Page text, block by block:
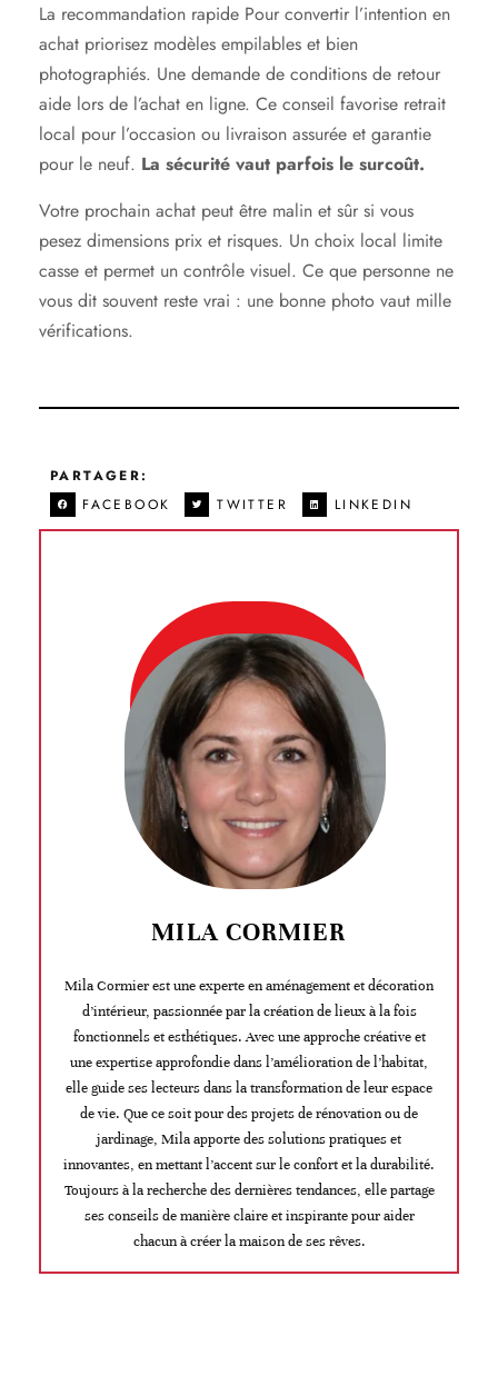
La recommandation rapide Pour convertir l’intention en
achat priorisez modèles empilables et bien
photographiés. Une demande de conditions de retour
aide lors de l’achat en ligne. Ce conseil favorise retrait
local pour l’occasion ou livraison assurée et garantie
pour le neuf. La sécurité vaut parfois le surcoût.
Votre prochain achat peut être malin et sûr si vous
pesez dimensions prix et risques. Un choix local limite
casse et permet un contrôle visuel. Ce que personne ne
vous dit souvent reste vrai : une bonne photo vaut mille
vérifications.
PARTAGER:
FACEBOOK
TWITTER LINKEDIN
MILA CORMIER
Mila Cormier est une experte en aménagement et décoration
d’intérieur, passionnée par la création de lieux à la fois
fonctionnels et esthétiques. Avec une approche créative et
une expertise approfondie dans l’amélioration de l’habitat,
elle guide ses lecteurs dans la transformation de leur espace
de vie. Que ce soit pour des projets de rénovation ou de
jardinage, Mila apporte des solutions pratiques et
innovantes, en mettant l’accent sur le confort et la durabilité.
Toujours à la recherche des dernières tendances, elle partage
ses conseils de manière claire et inspirante pour aider
chacun à créer la maison de ses rêves.